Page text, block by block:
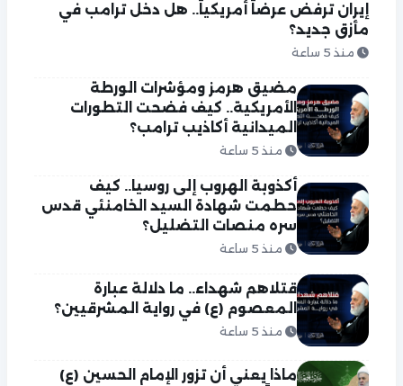
إيران ترفض عرضاً أمريكياً.. هل دخل ترامب في
مأزق جديد؟
منذ 5 ساعة
مضيق هرمز ومؤشرات الورطة
الأمريكية.. كيف فضحت التطورات
الميدانية أكاذيب ترامب؟
منذ 5 ساعة
أكذوبة الهروب إلى روسيا.. كيف
حطمت شهادة السيد الخامنئي قدس
سره منصات التضليل؟
منذ 5 ساعة
قتلاهم شهداء.. ما دلالة عبارة
المعصوم (ع) في رواية المشرقيين؟
منذ 5 ساعة
ماذا يعني أن تزور الإمام الحسين (ع)